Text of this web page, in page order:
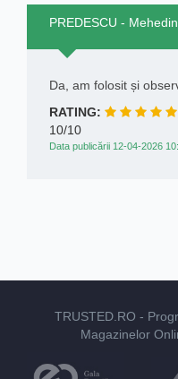
PREDESCU -
Da, am folosit și
RATING:
10/10
Data publicării 12-04-2026
TRUSTED.RO -
Magazinelor